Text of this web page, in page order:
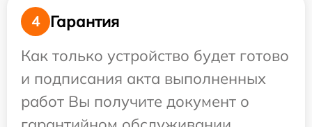
4
Гарантия
Как только устройство будет готово
и подписания акта выполненных
работ Вы получите документ о